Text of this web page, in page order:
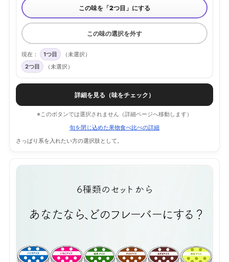
この味を「2つ目」にする
この味の選択を外す
現在： 1つ目
（未選択）
2つ目
（未選択）
詳細を見る（味をチェック）
※このボタンでは選択されません（詳細ページへ移動します）
旬を閉じ込めた果物食べ比べの詳細
さっぱり系を入れたい方の選択肢として。